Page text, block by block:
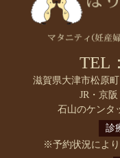
TEL
滋賀県大津市松原町
JR・京
石山のケンタ
診
※予約状況によ